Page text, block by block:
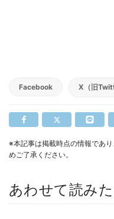
Facebook X（旧
※本記事は掲載時点の情報であ
めご了承ください。
あわせて読み